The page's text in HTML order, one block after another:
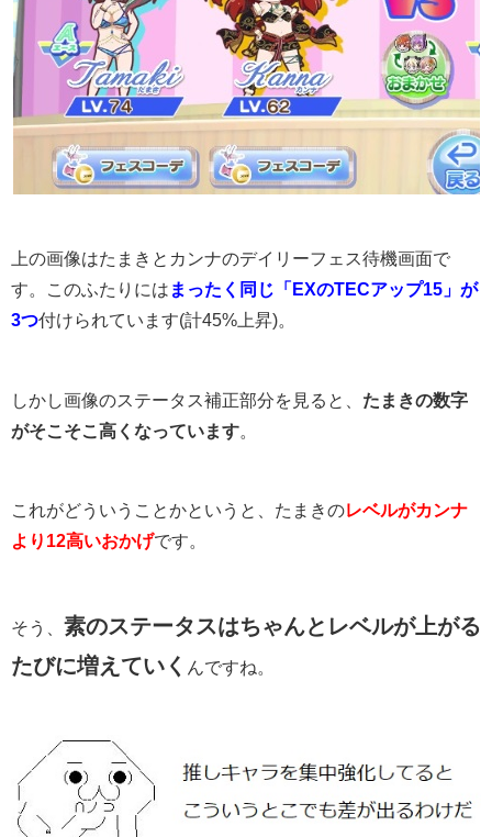
上の画像はたまきとカンナのデイリーフェス待機画面で
す。このふたりには まったく同じ「EXのTECアップ15」が
3つ付けられています(計45%上昇)。
しかし画像のステータス補正部分を見ると、 たまきの数字
がそこそこ高くなっています。
これがどういうことかというと、たまきのレベルがカンナ
より12高いおかげです。
そう、 素のステータスはちゃんとレベルが上がる
たびに増えていく んですね。